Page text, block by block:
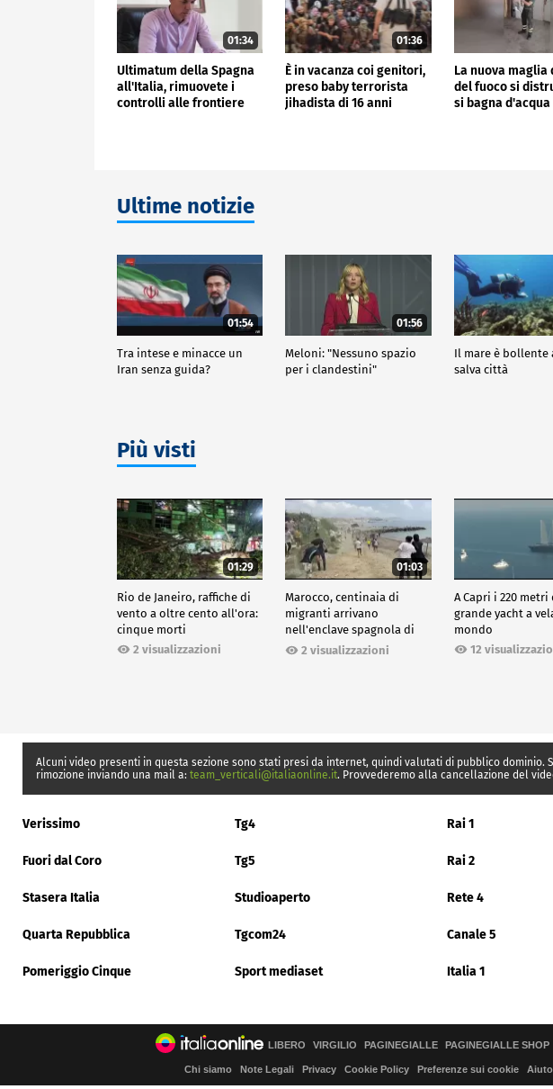
01:34
Ultimatum della Spagna
all'Italia, rimuovete i
controlli alle frontiere
01:36
È in vacanza coi genitori,
preso baby terrorista
jihadista di 16 anni
La nuova maglia
del fuoco si
si bagna d'acqua
Ultime notizie
01:54
Tra intese e minacce un
Iran senza guida?
01:56
Meloni: "Nessuno spazio
per i clandestini"
Il mare è bollente
salva città
Più visti
01:29
Rio de Janeiro, raffiche di
vento a oltre cento all'ora:
cinque morti
2 visualizzazioni
01:03
Marocco, centinaia di
migranti arrivano
nell'enclave spagnola di
Ceuta2 visualizzazioni
A Capri i 220
grande yacht a
mondo
12
Alcuni video presenti in questa sezione sono stati presi da internet, quindi valutati di pubblico
rimozione inviando una mail a: team_verticali@italiaonline.it. Provvederemo alla cancellazione del
Verissimo Tg4 Rai 1
Fuori dal Coro Tg5 Rai 2
Stasera Italia Studioaperto Rete 4
Quarta Repubblica Tgcom24 Canale 5
Pomeriggio Cinque Sport mediaset Italia 1
LIBERO VIRGILIO PAGINEGIALLE PAGINEGIALLE SHOP
Chi siamo Note Legali Privacy Cookie Policy Preferenze sui cookie Aiuto